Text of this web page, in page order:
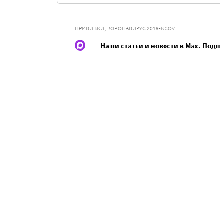
ПРИВИВКИ, КОРОНАВИРУС 2019-NCOV
Наши статьи и новости в Max.